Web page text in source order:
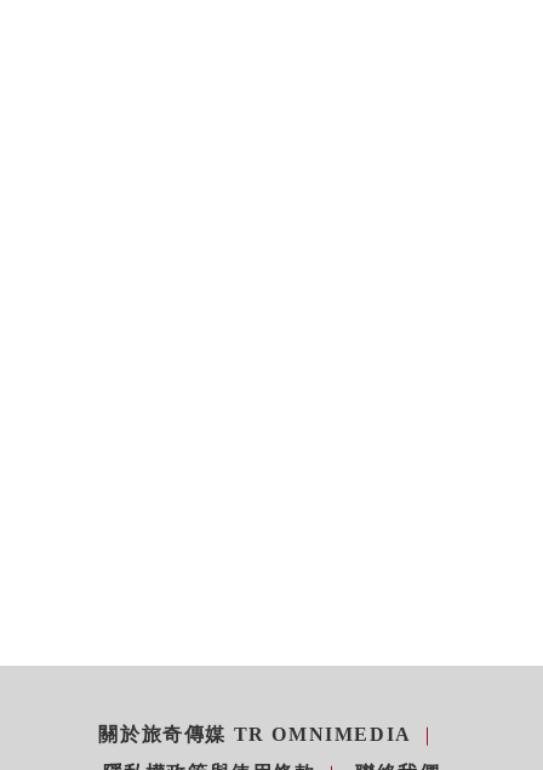
關於旅奇傳媒 TR OMNIMEDIA